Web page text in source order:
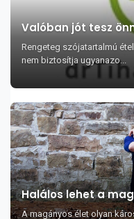
Valóban jót tesz
Rengeteg szójatartalmú
nem biztosítja ugyanazo...
Halálos lehet a
A magányos élet olyan